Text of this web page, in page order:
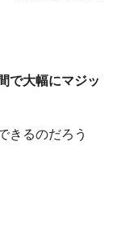
で大幅にマジッ
きるのだろう